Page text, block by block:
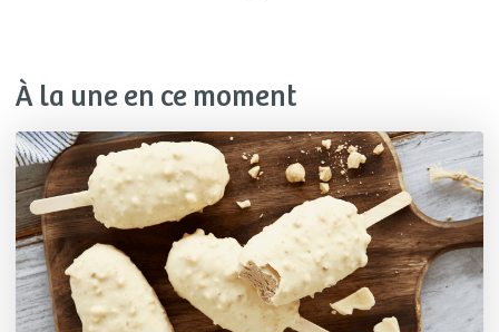
À la une en ce moment